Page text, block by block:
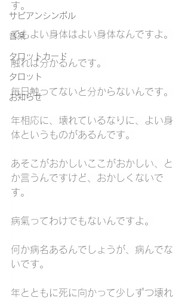
サビアンシンボル
音楽
タロットカード
タロット
お知らせ
す。
でもよい身体はよい身体なんですよ。
触れば分かるんです。
毎日触ってないと分からないんです。
年相応に、壊れているなりに、よい身
体というものがあるんです。
あそこがおかしいここがおかしい、と
か言うんですけど、おかしくないで
す。
病氣ってわけでもないんですよ。
何か病名あるんでしょうが、病んでな
いです。
年とともに死に向かって少しずつ壊れ